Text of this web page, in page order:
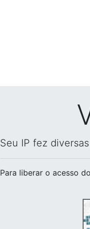
Seu IP fez
Para liberar o acesso